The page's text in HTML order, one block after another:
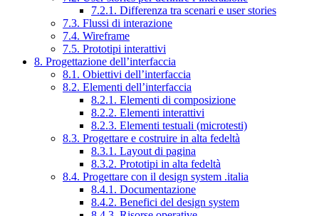
7.2.1. Differenza tra scenari e user stories
7.3. Flussi di interazione
7.4. Wireframe
7.5. Prototipi interattivi
8. Progettazione dell’interfaccia
8.1. Obiettivi dell’interfaccia
8.2. Elementi dell’interfaccia
8.2.1. Elementi di composizione
8.2.2. Elementi interattivi
8.2.3. Elementi testuali (microtesti)
8.3. Progettare e costruire in alta fedeltà
8.3.1. Layout di pagina
8.3.2. Prototipi in alta fedeltà
8.4. Progettare con il design system .italia
8.4.1. Documentazione
8.4.2. Benefici del design system